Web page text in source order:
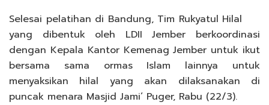
Selesai pelatihan di Bandung, Tim Rukyatul Hilal
yang dibentuk oleh LDII Jember berkoordinasi
dengan Kepala Kantor Kemenag Jember untuk ikut
bersama sama ormas Islam lainnya untuk
menyaksikan hilal yang akan dilaksanakan di
puncak menara Masjid Jami’ Puger, Rabu (22/3).